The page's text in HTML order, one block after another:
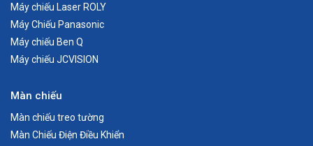
Máy chiếu Laser ROLY
Máy Chiếu Panasonic
Máy chiếu Ben Q
Máy chiếu JCVISION
Màn chiếu
Màn chiếu treo tường
Màn Chiếu Điện Điều Khiển